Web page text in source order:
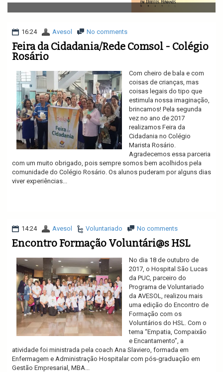
v
i
a
i
16:24 Avesol No comments
Feira da Cidadania/Rede Comsol - Colégio
Rosário
Com cheiro de bala e com
coisas de crianças, mas
coisas legais do tipo que
estimula nossa imaginação,
brincamos! Pela segunda
vez no ano de 2017
realizamos Feira da
Cidadania no Colégio
Marista Rosário.
Agradecemos essa parceria
com um muito obrigado, pois sempre somos bem acolhidos pela
comunidade do Colégio Rosário. Os alunos puderam por alguns dias
viver experiências...
14:24 Avesol Voluntariado No comments
Encontro Formação Voluntári@s HSL
No dia 18 de outubro de
2017, o Hospital São Lucas
da PUC, parceiro do
Programa de Voluntariado
da AVESOL, realizou mais
uma edição do Encontro de
Formação com os
Voluntários do HSL. Com o
tema “Empatia, Compaixão
e Encantamento”, a
atividade foi ministrada pela coach Ana Slaviero, formada em
Enfermagem e Administração Hospitalar com pós-graduação em
Gestão Empresarial, MBA...